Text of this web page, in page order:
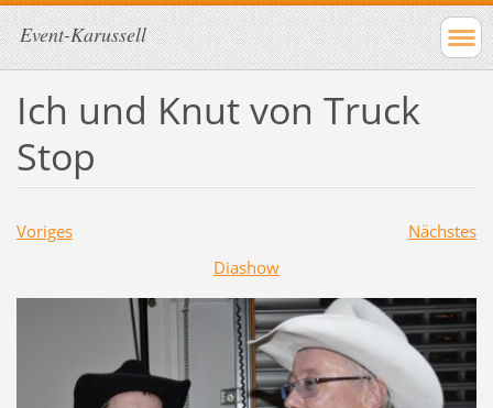
Event-Karussell
Ich und Knut von Truck
Stop
Voriges
Nächstes
Diashow